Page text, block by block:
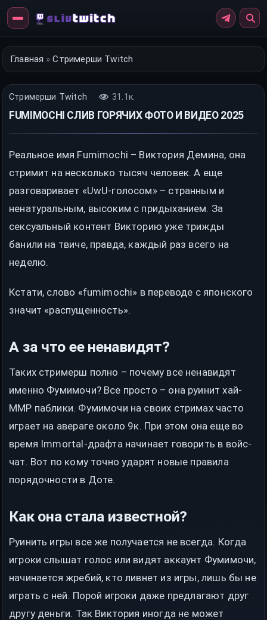
Перейти
контенту
Главная » Стримерши Twitch
Стримерши Twitch 31.1к.
FUMIMOCHI СЛИВ ГОРЯЧИХ ФОТО И ВИДЕО 2025
Реальное имя Fumimochi – Виктория Демина, она
стримит на несколько тысяч человек. А еще
разговаривает «UwU-голосом» – странным и
ненатуральным, высоким с придыханием. За
сексуальный контент Викторию уже трижды
банили на твиче, правда, каждый раз всего на
неделю.
Кстати, слово «fumimochi» в переводе с японского
значит «распущенность».
А за что ее ненавидят?
Таких стримерш полно – почему все ненавидят
именно Фумимочи? Все просто – она руинит хай-
ММР паблики. Фумимочи на своих стримах часто
играет на авераге около 9к. При этом она еще во
время Immortal-драфта начинает говорить в войс-
чат. Вот по кому точно ударят новые правила
порядочности в Доте.
Как она стала известной?
Руинить игры все же получается не всегда. Когда
игроки слышат голос или видят аккаунт Фумимочи,
начинается жребий, кто ливнет из игры, лишь бы не
играть с ней. Порой игроки даже предлагают друг
другу деньги. Так Виктория иногда не может